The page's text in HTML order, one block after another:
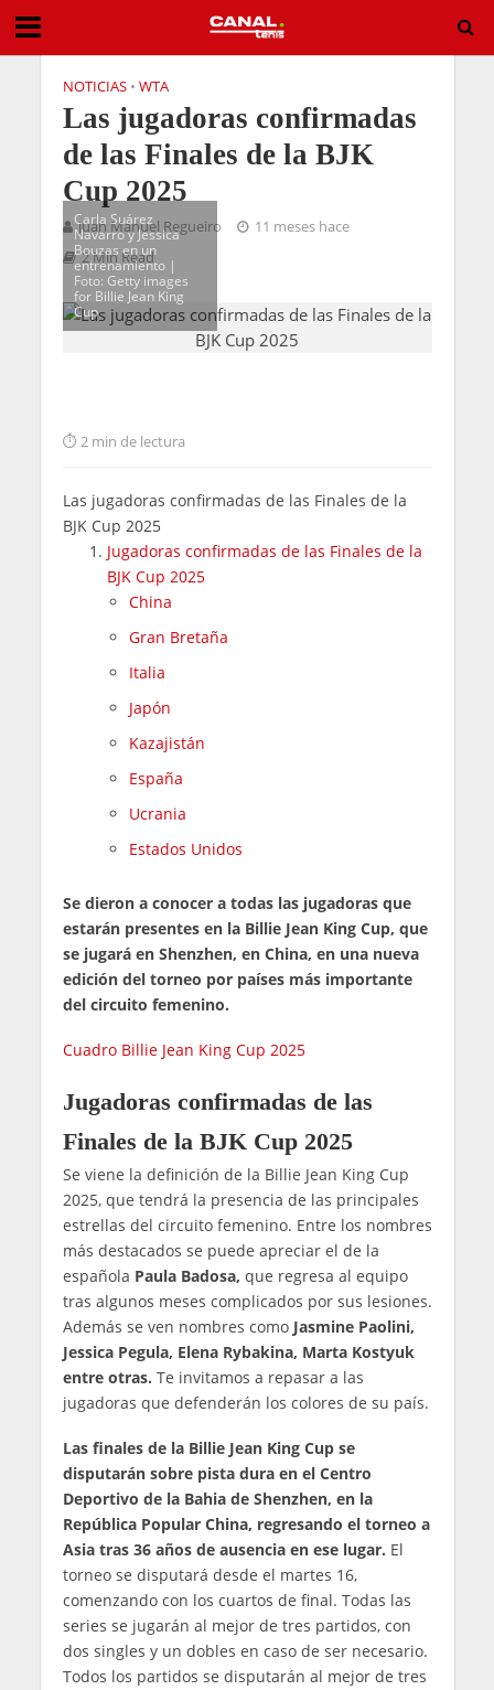
NOTICIAS • WTA
Las jugadoras confirmadas
de las Finales de la BJK
Cup 2025
Juan Manuel Regueiro
11 meses hace
2 Min Read
Carla Suárez
Navarro y Jessica
Bouzas en un
entrenamiento |
Foto: Getty images
for Billie Jean King
Cup
2 min de lectura
Las jugadoras confirmadas de las Finales de la
BJK Cup 2025
Jugadoras confirmadas de las Finales de la
BJK Cup 2025
China
Gran Bretaña
Italia
Japón
Kazajistán
España
Ucrania
Estados Unidos
Se dieron a conocer a todas las jugadoras que
estarán presentes en la Billie Jean King Cup, que
se jugará en Shenzhen, en China, en una nueva
edición del torneo por países más importante
del circuito femenino.
Cuadro Billie Jean King Cup 2025
Jugadoras confirmadas de las
Finales de la BJK Cup 2025
Se viene la definición de la Billie Jean King Cup
2025, que tendrá la presencia de las principales
estrellas del circuito femenino. Entre los nombres
más destacados se puede apreciar el de la
española Paula Badosa, que regresa al equipo
tras algunos meses complicados por sus lesiones.
Además se ven nombres como Jasmine Paolini,
Jessica Pegula, Elena Rybakina, Marta Kostyuk
entre otras. Te invitamos a repasar a las
jugadoras que defenderán los colores de su país.
Las finales de la Billie Jean King Cup se
disputarán sobre pista dura en el Centro
Deportivo de la Bahia de Shenzhen, en la
República Popular China, regresando el torneo a
Asia tras 36 años de ausencia en ese lugar. El
torneo se disputará desde el martes 16,
comenzando con los cuartos de final. Todas las
series se jugarán al mejor de tres partidos, con
dos singles y un dobles en caso de ser necesario.
Todos los partidos se disputarán al mejor de tres